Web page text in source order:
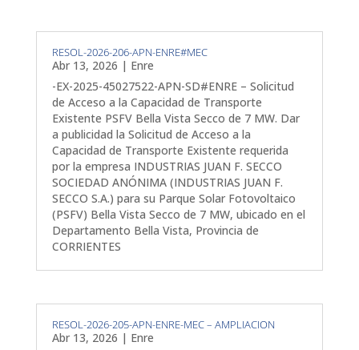
RESOL-2026-206-APN-ENRE#MEC
Abr 13, 2026 | Enre
-EX-2025-45027522-APN-SD#ENRE – Solicitud
de Acceso a la Capacidad de Transporte
Existente PSFV Bella Vista Secco de 7 MW. Dar
a publicidad la Solicitud de Acceso a la
Capacidad de Transporte Existente requerida
por la empresa INDUSTRIAS JUAN F. SECCO
SOCIEDAD ANÓNIMA (INDUSTRIAS JUAN F.
SECCO S.A.) para su Parque Solar Fotovoltaico
(PSFV) Bella Vista Secco de 7 MW, ubicado en el
Departamento Bella Vista, Provincia de
CORRIENTES
RESOL-2026-205-APN-ENRE-MEC – AMPLIACION
Abr 13, 2026 | Enre